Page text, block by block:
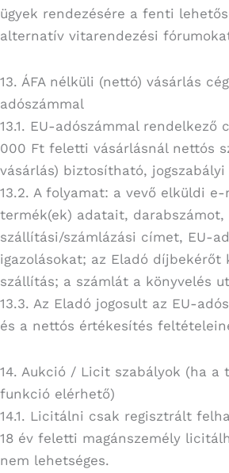
ügyek rendezésére a fenti
alternatív vitarendezési
13. ÁFA nélküli (nettó) vásárlás
adószámmal
13.1. EU-adószámmal rendelkező
000 Ft feletti vásárlásnál nettós
vásárlás) biztosítható,
13.2. A folyamat: a vevő elküldi
termék(ek) adatait, darabszámot,
szállítási/számlázási címet, EU-
igazolásokat; az Eladó díjbekérőt
szállítás; a számlát a könyvelés
13.3. Az Eladó jogosult az EU-
és a nettós értékesítés
14. Aukció / Licit szabályok (ha a
funkció elérhető)
14.1. Licitálni csak regisztrált
18 év feletti magánszemély
nem lehetséges.